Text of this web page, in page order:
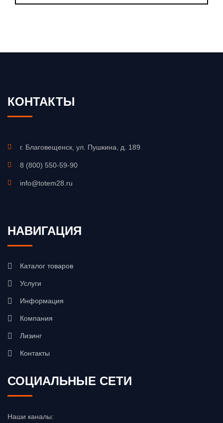
КОНТАКТЫ
г. Благовещенск, ул. Пушкина, д. 189
8 (800) 550-59-90
info@totem28.ru
НАВИГАЦИЯ
Каталог товаров
Услуги
Информация
Компания
Лизинг
Контакты
СОЦИАЛЬНЫЕ СЕТИ
Наши каналы: